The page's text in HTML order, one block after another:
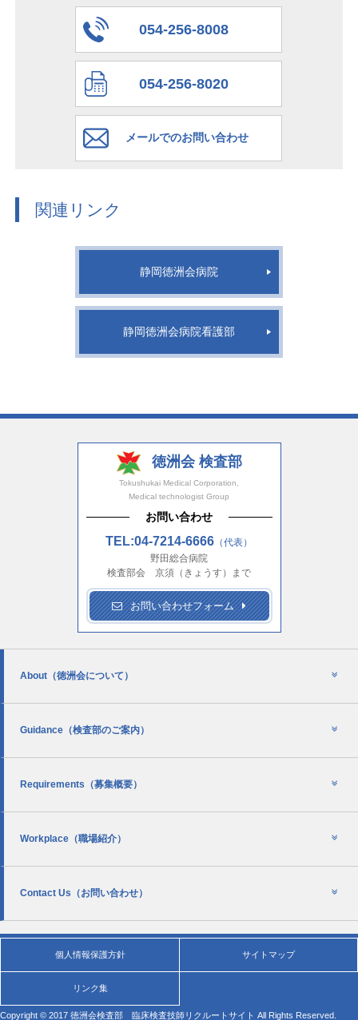
054-256-8008
054-256-8020
メールでのお問い合わせ
関連リンク
静岡徳洲会病院
静岡徳洲会病院看護部
徳洲会 検査部
Tokushukai Medical Corporation,
Medical technologist Group
お問い合わせ
TEL:04-7214-6666 （代表）
野田総合病院
検査部会 京須（きょうす）まで
お問い合わせフォーム
About （徳洲会について）
Guidance （検査部のご案内）
Requirements （募集概要）
Workplace （職場紹介）
Contact Us （お問い合わせ）
個人情報保護方針 サイトマップ
リンク集
Copyright © 2017 徳洲会検査部 臨床検査技師リクルートサイト All Rights Reserved.